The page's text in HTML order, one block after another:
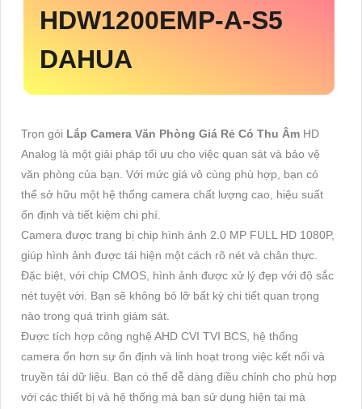
HDW1200EMP-A-S5
DAHUA
Trọn gói Lắp Camera Văn Phòng Giá Rẻ Có Thu Âm HD
Analog là một giải pháp tối ưu cho việc quan sát và bảo vệ
văn phòng của bạn. Với mức giá vô cùng phù hợp, bạn có
thể sở hữu một hệ thống camera chất lượng cao, hiệu suất
ổn định và tiết kiệm chi phí.
Camera được trang bị chip hình ảnh 2.0 MP FULL HD 1080P,
giúp hình ảnh được tái hiện một cách rõ nét và chân thực.
Đặc biệt, với chip CMOS, hình ảnh được xử lý đẹp với độ sắc
nét tuyệt vời. Bạn sẽ không bỏ lỡ bất kỳ chi tiết quan trọng
nào trong quá trình giám sát.
Được tích hợp công nghệ AHD CVI TVI BCS, hệ thống
camera ổn hơn sự ổn định và linh hoạt trong việc kết nối và
truyền tải dữ liệu. Bạn có thể dễ dàng điều chỉnh cho phù hợp
với các thiết bị và hệ thống mà bạn sử dụng hiện tại mà